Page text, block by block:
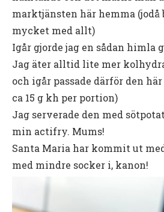
marktjänsten här hemma
mycket med allt)
Igår gjorde jag en sådan
Jag äter alltid lite mer
och igår passade därför den
ca 15 g kh per portion)
Jag serverade den med
min actifry. Mums!
Santa Maria har kommit ut
med mindre socker i, kanon!